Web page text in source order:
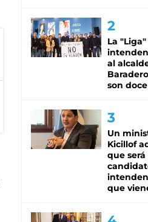
La
al
son doce
Un
Kicillof
que será
que